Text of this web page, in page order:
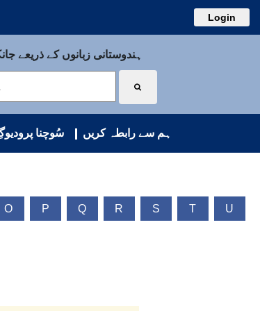
Login
ہندوستانی زبانوں کے ذریعے
سُوچنا ہم سے رابطہ کریں
O P Q R S T U